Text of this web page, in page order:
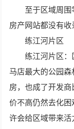
至于区域周
房产网站都没有收
练江河片区
练江河片区：
马店最大的公园
房，也成了开发
价不高仍然去化
许会给区域带来活